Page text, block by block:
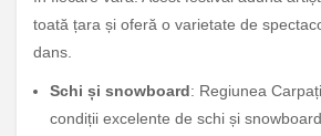
toată țara și oferă o varietate de
dans.
Schi și snowboard: Regiunea
condiții excelente de schi și snowboard.